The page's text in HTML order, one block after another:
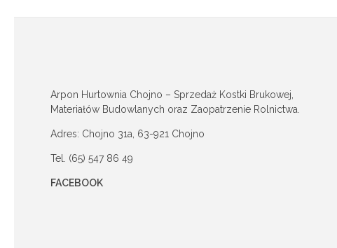
Arpon Hurtownia Chojno – Sprzedaż Kostki Brukowej,
Materiałów Budowlanych oraz Zaopatrzenie Rolnictwa.
Adres: Chojno 31a, 63-921 Chojno
Tel. (65) 547 86 49
FACEBOOK